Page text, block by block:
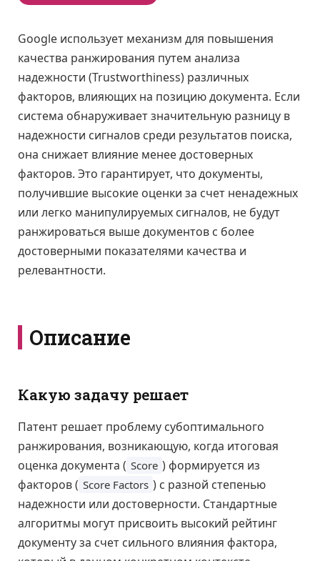
Google использует механизм для повышения
качества ранжирования путем анализа
надежности (Trustworthiness) различных
факторов, влияющих на позицию документа. Если
система обнаруживает значительную разницу в
надежности сигналов среди результатов поиска,
она снижает влияние менее достоверных
факторов. Это гарантирует, что документы,
получившие высокие оценки за счет ненадежных
или легко манипулируемых сигналов, не будут
ранжироваться выше документов с более
достоверными показателями качества и
релевантности.
Описание
Какую задачу решает
Патент решает проблему субоптимального
ранжирования, возникающую, когда итоговая
оценка документа ( Score ) формируется из
факторов ( Score Factors ) с разной степенью
надежности или достоверности. Стандартные
алгоритмы могут присвоить высокий рейтинг
документу за счет сильного влияния фактора,